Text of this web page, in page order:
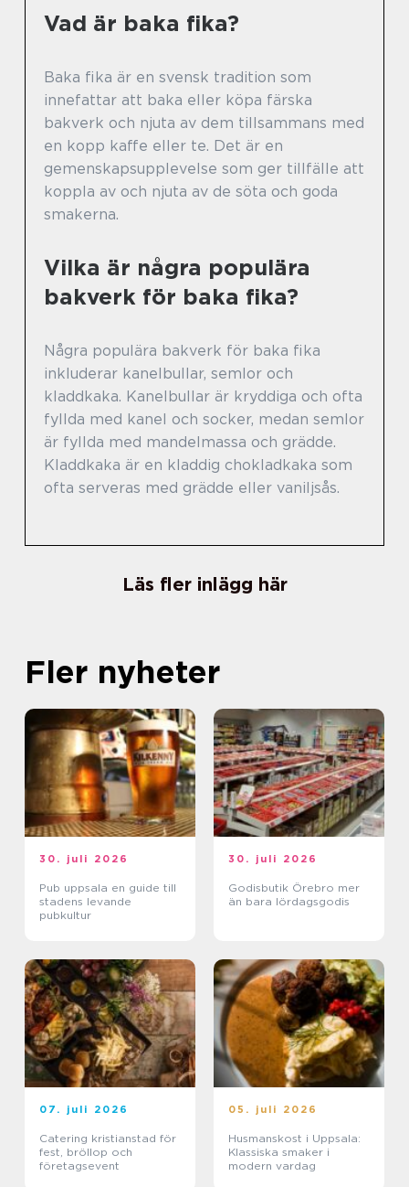
Vad är baka fika?
Baka fika är en svensk tradition som
innefattar att baka eller köpa färska
bakverk och njuta av dem tillsammans med
en kopp kaffe eller te. Det är en
gemenskapsupplevelse som ger tillfälle att
koppla av och njuta av de söta och goda
smakerna.
Vilka är några populära
bakverk för baka fika?
Några populära bakverk för baka fika
inkluderar kanelbullar, semlor och
kladdkaka. Kanelbullar är kryddiga och ofta
fyllda med kanel och socker, medan semlor
är fyllda med mandelmassa och grädde.
Kladdkaka är en kladdig chokladkaka som
ofta serveras med grädde eller vaniljsås.
Läs fler inlägg här
Fler nyheter
30. juli 2026
Pub uppsala en guide till
stadens levande
pubkultur
30. juli 2026
Godisbutik Örebro mer
än bara lördagsgodis
07. juli 2026
Catering kristianstad för
fest, bröllop och
företagsevent
05. juli 2026
Husmanskost i Uppsala:
Klassiska smaker i
modern vardag